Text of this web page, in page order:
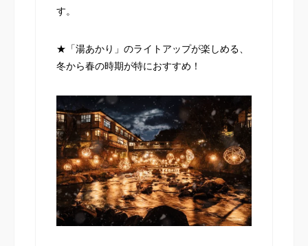
す。
★「湯あかり」のライトアップが楽しめる、
冬から春の時期が特におすすめ！